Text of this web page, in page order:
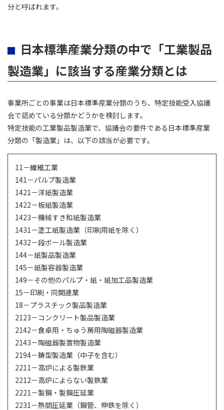
分と呼ばれます。
日本標準産業分類の中で「工業製品
製造業」に該当する産業分類とは
事業所ごとの事業は日本標準産業分類のうち、特定技能受入協議
会で認めている分類かどうかを検討します。
特定技能の工業製品製造業で、協議会の要件である日本標準産業
分類の「製造業」は、以下の該当が必要です。
11－繊維工業
141－パルプ製造業
1421－洋紙製造業
1422－板紙製造業
1423－機械すき和紙製造業
1431－塗工紙製造業（印刷用紙を除く）
1432－段ボール製造業
144－紙製品製造業
145－紙製容器製造業
149－その他のパルプ・紙・紙加工品製造業
15－印刷・同関連業
18－プラスチック製品製造業
2123－コンクリート製品製造業
2142－食卓用・ちゅう房用陶磁器製造業
2143－陶磁器製置物製造業
2194－鋳型製造業（中子を含む）
2211－高炉による製鉄業
2212－高炉によらない製鉄業
2221－製鋼・製鋼圧延業
2231－熱間圧延業（鋼管、伸鉄を除く）